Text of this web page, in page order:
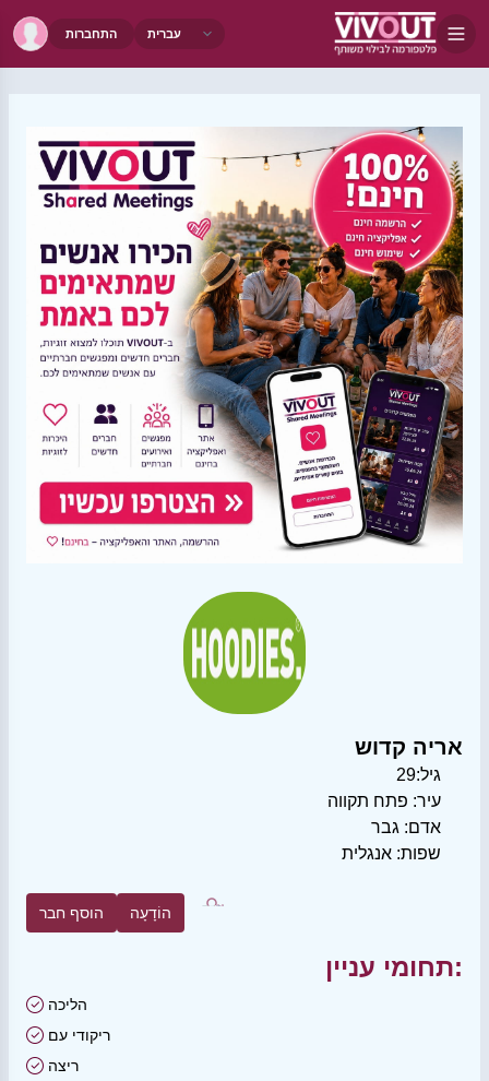
התחברות
אריה קדוש
גיל:29
עיר: פתח תקווה
אדם: גבר
שפות: אנגלית
הוסף חבר הוֹדָעָה
תחומי עניין:
הליכה
ריקודי עם
ריצה